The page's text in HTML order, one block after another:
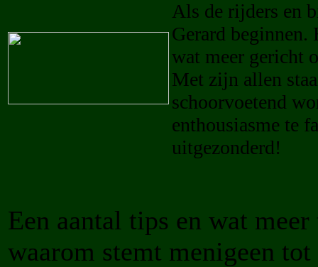
Als de rijders en
Gerard beginnen.
wat meer gericht
Met zijn allen
schoorvoetend
enthousiasme te
uitgezonderd!
Een aantal tips en wat
waarom stemt menigeen